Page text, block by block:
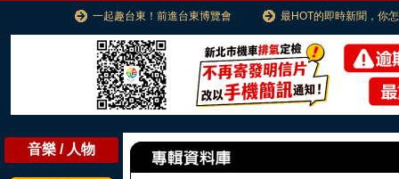
一起趣台東！前進台東博覽會 最HOT的即時新聞，你
音樂 / 人物